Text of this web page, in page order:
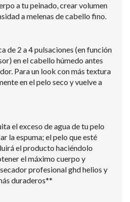
a tu peinado, crear volumen
a melenas de cabello fino.
de 2 a 4 pulsaciones (en función
en el cabello húmedo antes
Para un look con más textura
en el pelo seco y vuelve a
el exceso de agua de tu pelo
la espuma; el pelo que esté
el producto haciéndolo
el máximo cuerpo y
profesional ghd helios y
duraderos**